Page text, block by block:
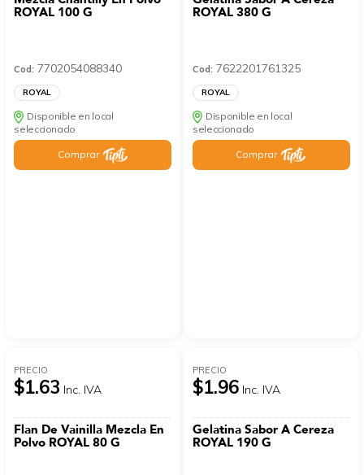
ROYAL 100 G
Cod: 7702054088340
ROYAL
Disponible en local
seleccionado
Comprar
ROYAL 380 G
Cod: 7622201761325
ROYAL
Disponible en local
seleccionado
Comprar
PRECIO
$1.63 Inc. IVA
Flan De Vainilla Mezcla En
Polvo ROYAL 80 G
PRECIO
$1.96 Inc. IVA
Gelatina Sabor A Cereza
ROYAL 190 G